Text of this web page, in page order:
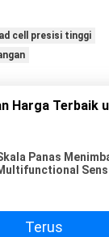
cell presisi tinggi
Harga Terbaik
Panas
Terus